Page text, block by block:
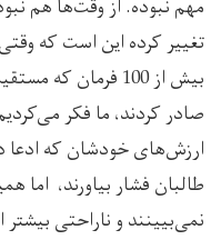
مهم نبوده. از وقت‌ها هم
تغییر کرده این است که
بیش از 100 فرمان
صادر کردند، ما فکر
ارزش‌های خودشان که ادعا
طالبان فشار بیاورند، اما
نمی‌بیینند و ناراحتی